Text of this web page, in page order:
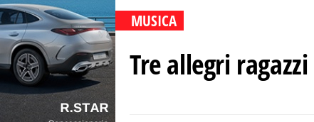
MUSICA
Tre allegri